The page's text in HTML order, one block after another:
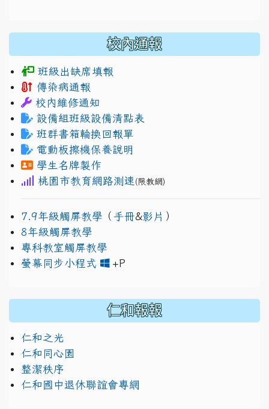
校內通報
班級出缺席填報
傳染病通報
校內維修通知
設備組班級設備清點表
班群書箱輪換回報單
電動板擦機保養說明
學生名牌製作
桃園市教育網路測速 (限教網)
7.9年級觸屏教學 （ 手冊&影片 ）
8年級觸屏教學
專科教室觸屏教學
螢幕同步小程式
+P
仁和報報
仁和之光
仁和同心園
整潔秩序
仁和國中退休聯誼會專網